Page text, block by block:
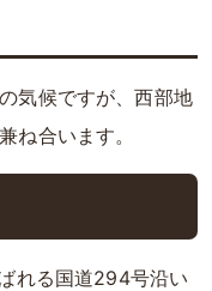
気候ですが、西部地
ね合います。
れる国道294号沿い